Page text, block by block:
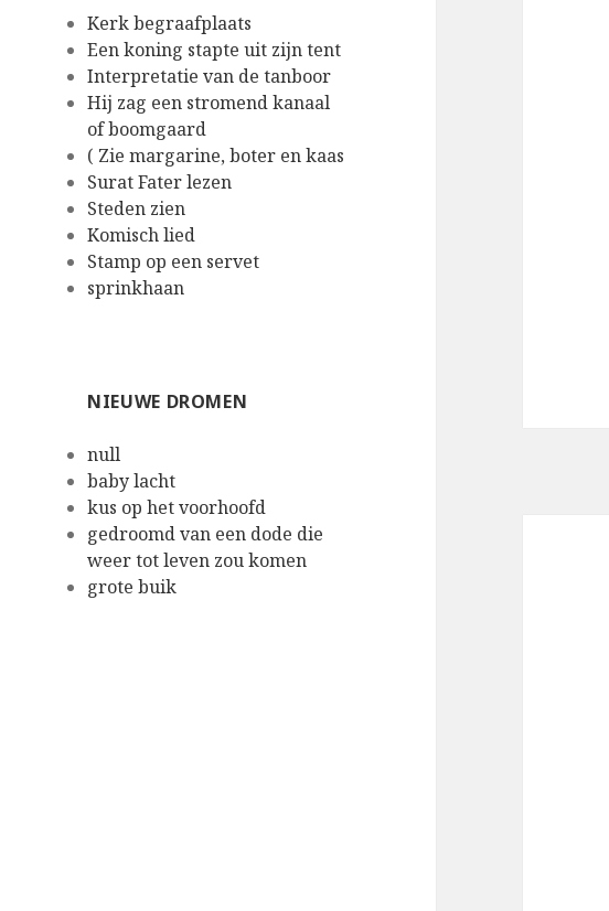
Kerk begraafplaats
Een koning stapte uit zijn tent
Interpretatie van de tanboor
Hij zag een stromend kanaal
of boomgaard
( Zie margarine, boter en kaas
Surat Fater lezen
Steden zien
Komisch lied
Stamp op een servet
sprinkhaan
NIEUWE DROMEN
null
baby lacht
kus op het voorhoofd
gedroomd van een dode die
weer tot leven zou komen
grote buik